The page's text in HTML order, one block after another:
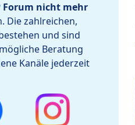
Forum nicht mehr
Die zahlreichen,
und sind
Beratung
Kanäle jederzeit